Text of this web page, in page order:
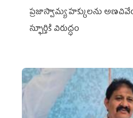
ప్రజాస్వామ్య హక్కులను
స్ఫూర్తికి విరుద్ధం